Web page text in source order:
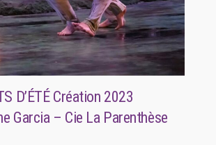
D’ÉTÉ Création 2023
Garcia – Cie La Parenthèse